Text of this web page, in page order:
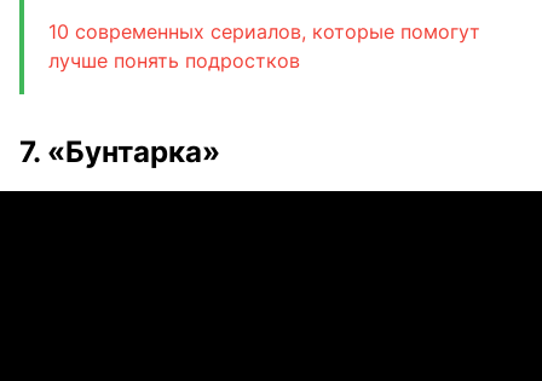
10 современных сериалов, которые помогут
лучше понять подростков
7. «Бунтарка»